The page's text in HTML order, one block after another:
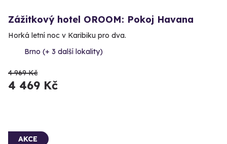
Zážitkový hotel OROOM: Pokoj Havana
Horká letní noc v Karibiku pro dva.
Brno (+ 3 další lokality)
4 969 Kč
4 469 Kč
AKCE